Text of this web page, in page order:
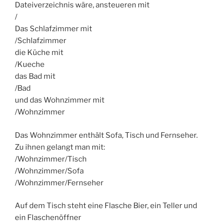
Dateiverzeichnis wäre, ansteueren mit
/
Das Schlafzimmer mit
/Schlafzimmer
die Küche mit
/Kueche
das Bad mit
/Bad
und das Wohnzimmer mit
/Wohnzimmer
Das Wohnzimmer enthält Sofa, Tisch und Fernseher.
Zu ihnen gelangt man mit:
/Wohnzimmer/Tisch
/Wohnzimmer/Sofa
/Wohnzimmer/Fernseher
Auf dem Tisch steht eine Flasche Bier, ein Teller und
ein Flaschenöffner